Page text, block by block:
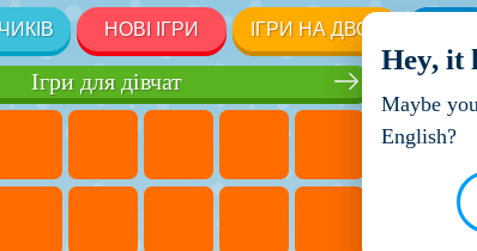
НОВІ ІГРИ ІГРИ НА ДВОХ
Ігри для дівчат
Hey, it
Maybe
English?